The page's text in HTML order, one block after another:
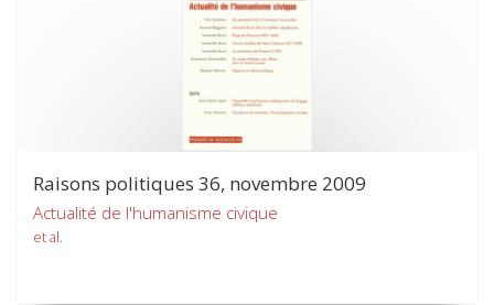
Raisons politiques 36, novembre 2009
Actualité de l'humanisme civique
et al.